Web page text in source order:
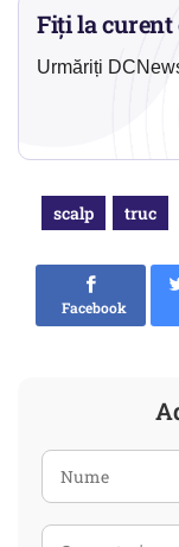
Fiți la curent
Urmăriți
scalp truc
Facebook